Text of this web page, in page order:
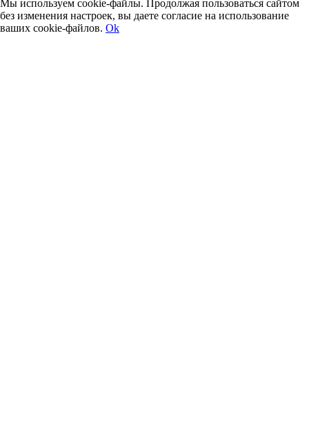
Мы используем cookie-файлы. Продолжая пользоваться сайтом
без изменения настроек, вы даете согласие на использование
ваших cookie-файлов. Ok